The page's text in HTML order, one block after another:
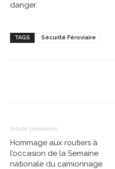
danger.
TAGS Sécurité Féroviaire
Article précédent
Hommage aux routiers à
l’occasion de la Semaine
nationale du camionnage